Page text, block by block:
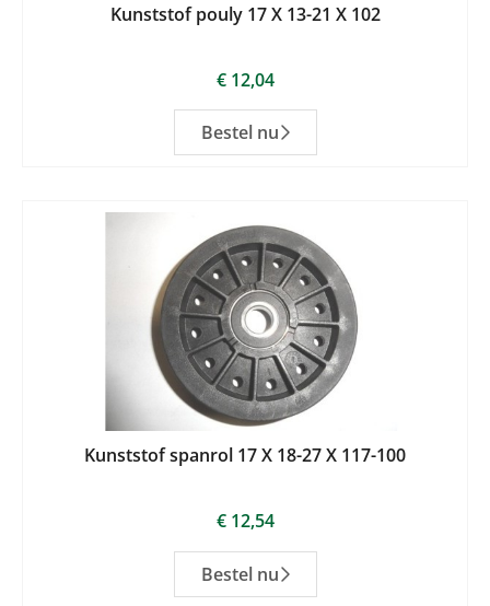
Kunststof pouly 17 X 13-21 X 102
€12,04
Bestel nu
Kunststof spanrol 17 X 18-27 X 117-100
€12,54
Bestel nu